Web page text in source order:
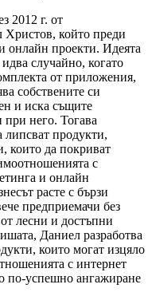
2012 г. от
Христов, който преди
онлайн проекти. Идеята
случайно, когато
от приложения,
собствените си
и иска същите
него. Тогава
липсват продукти,
които да покриват
с
и онлайн
расте с бързи
предприемачи без
лесни и достъпни
Даниел разработва
които могат изцяло
с интернет
по-успешно ангажиране